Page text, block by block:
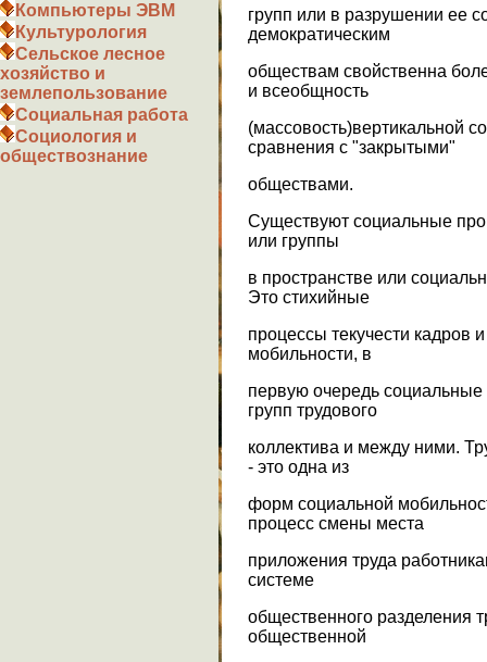
Компьютеры ЭВМ
Культурология
Сельское лесное
хозяйство и
землепользование
Социальная работа
Социология и
обществознание
групп или в разрушении ее
демократическим
обществам свойственна
и всеобщность
(массовость)вертикальной
сравнения с "закрытыми"
обществами.
Существуют социальные
или группы
в пространстве или
Это стихийные
процессы текучести кадров
мобильности, в
первую очередь
групп трудового
коллектива и между ними.
- это одна из
форм социальной
процесс смены места
приложения труда
системе
общественного разделения
общественной